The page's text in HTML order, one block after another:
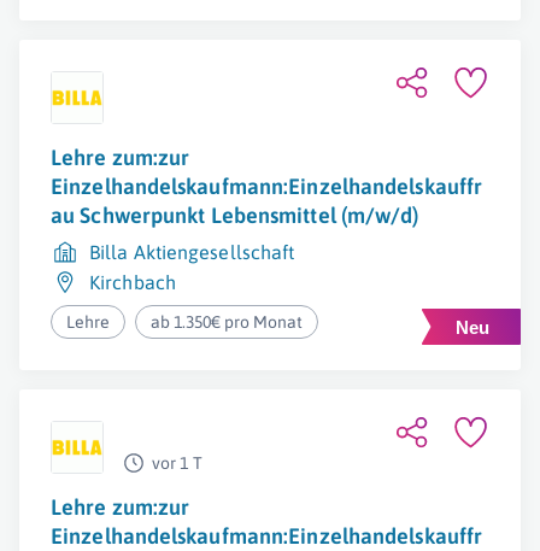
Lehre zum:zur
Einzelhandelskaufmann:Einzelhandelskauffr
au Schwerpunkt Lebensmittel (m/w/d)
Billa Aktiengesellschaft
Kirchbach
Lehre ab 1.350€ pro Monat
vor 1 T
Lehre zum:zur
Einzelhandelskaufmann:Einzelhandelskauffr